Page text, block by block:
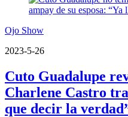
Ojo Show
2023-5-26
Cuto Guadalupe
Charlene Castro
que decir la